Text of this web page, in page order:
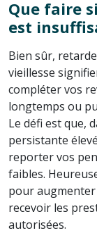
Que faire
est
Bien sûr,
vieillesse
compléter vos
longtemps ou
Le défi est que,
persistante
reporter vos
faibles.
pour
recevoir les
autorisées.